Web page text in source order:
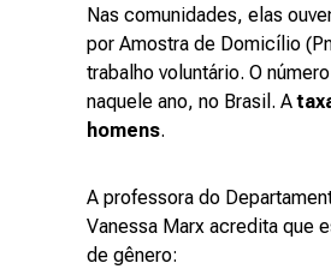
Nas comunidades, elas
por Amostra de Domicílio
trabalho voluntário. O
naquele ano, no Brasil. A
homens.
A professora do
Vanessa Marx acredita que
de gênero: